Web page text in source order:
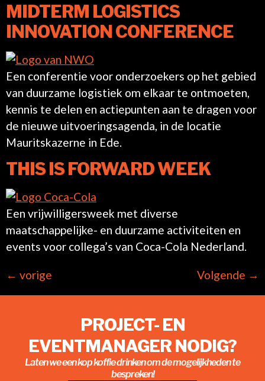
MIDTERM LOGISTICS
INNOVATION CONFERENCE
Een conferentie voor onderzoekers op het gebied
van duurzame logistiek om elkaar te ontmoeten,
kennis te delen en actiepunten aan te dragen voor
de nieuwe uitvoeringsagenda, in de locatie
Mauritskazerne in Ede.
THIS IS FORWARD WEEK
Een vrijwilligersweek met diverse
maatschappelijke- en duurzame activiteiten en
events voor collega’s van Coca-Cola Nederland.
← vorige Volgende →
PROJECT- EN
EVENTMANAGER NODIG?
Laten we een kop koffie drinken om de mogelijkheden te
bespreken!